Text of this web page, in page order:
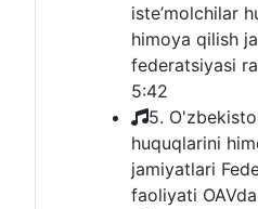
iste’molchilar
himoya qilish
federatsiyasi
5:42
5.
huquqlarini
jamiyatlari
faoliyati OAVda